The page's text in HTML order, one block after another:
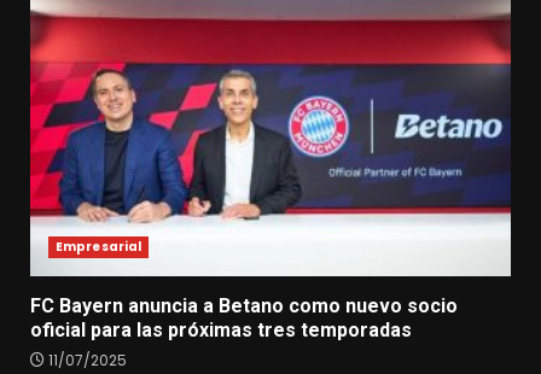
Empresarial
FC Bayern anuncia a Betano como nuevo socio
oficial para las próximas tres temporadas
11/07/2025